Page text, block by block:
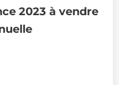
2023 à vendre